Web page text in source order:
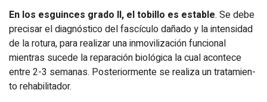
En los esguinces grado II, el tobillo es estable. Se debe
precisar el diagnóstico del fascículo dañado y la intensi­dad
de la rotura, para realizar una inmovilización funcional
mientras sucede la reparación biológica la cual acontece
entre 2-3 semanas. Posteriormente se realiza un tratamien­
to rehabilitador.